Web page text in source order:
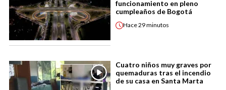
funcionamiento en pleno
cumpleaños de Bogotá
Hace29 minutos
Cuatro niños muy graves por
quemaduras tras el incendio
de su casa en Santa Marta